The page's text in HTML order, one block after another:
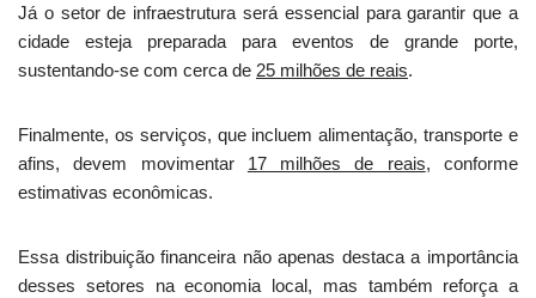
Já o setor de infraestrutura será essencial para garantir que a
cidade esteja preparada para eventos de grande porte,
sustentando-se com cerca de 25 milhões de reais.
Finalmente, os serviços, que incluem alimentação, transporte e
afins, devem movimentar 17 milhões de reais, conforme
estimativas econômicas.
Essa distribuição financeira não apenas destaca a importância
desses setores na economia local, mas também reforça a